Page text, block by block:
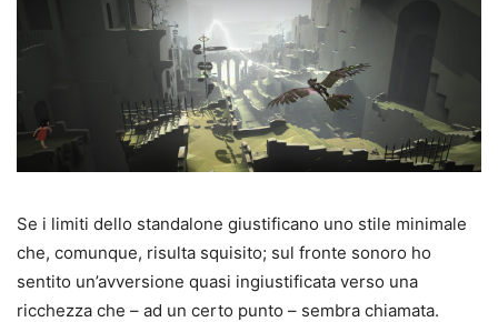
Se i limiti dello standalone giustificano uno stile minimale
che, comunque, risulta squisito; sul fronte sonoro ho
sentito un’avversione quasi ingiustificata verso una
ricchezza che – ad un certo punto – sembra chiamata.